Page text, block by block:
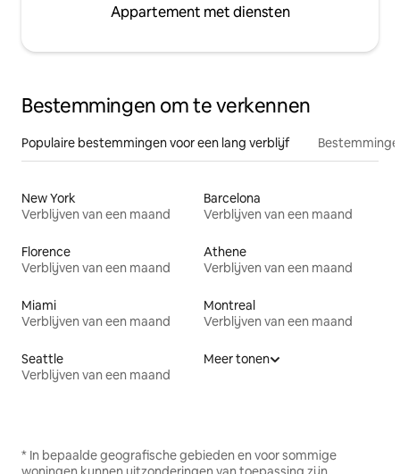
Appartement met diensten
Bestemmingen om te verkennen
Populaire bestemmingen voor een lang verblijf
New York
Verblijven van een maand
Barcelona
Verblijven van een maand
Florence
Verblijven van een maand
Athene
Verblijven van een maand
Miami
Verblijven van een maand
Montreal
Verblijven van een maand
Seattle
Verblijven van een maand
Meer tonen
* In bepaalde geografische gebieden en voor sommige